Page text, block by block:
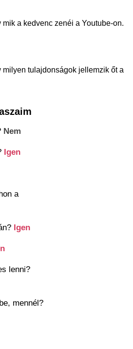
mik a kedvenc zenéi a Youtube-on.
milyen tulajdonságok jellemzik őt a
Nem
Igen
a
Igen
lenni?
mennél?